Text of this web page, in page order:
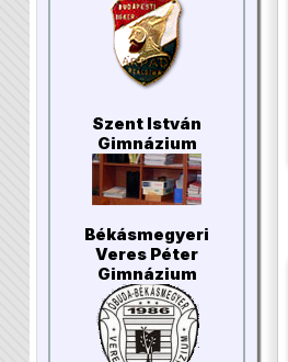
Szent István
Gimnázium
Békásmegyeri
Veres Péter
Gimnázium